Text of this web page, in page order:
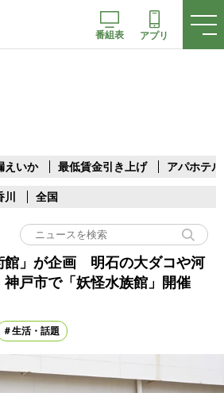
番組表 アプリ
えいか 最低賃金引き上げ アパホテル
全国
館」が企画 明石の大ダコや河
戸市で「妖怪水族館」開催
生活・話題